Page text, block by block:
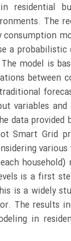
in residential
The
consumption
a
model is
between
variables
data
Smart Grid
is a first
is a widely
The results
in